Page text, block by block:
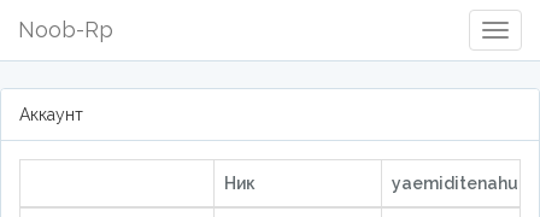
Noob-Rp
Аккаунт
Ник yaemiditenahui